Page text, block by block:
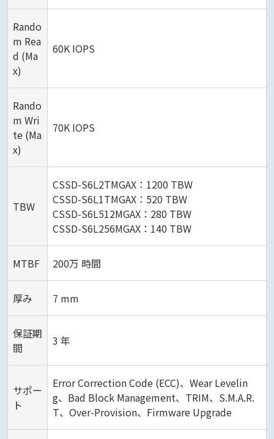
Rando
m Rea
d (Ma
x)
60K IOPS
Rando
m Wri
te (Ma
x)
70K IOPS
TBW
CSSD-S6L2TMGAX：1200 TBW
CSSD-S6L1TMGAX：520 TBW
CSSD-S6L512MGAX：280 TBW
CSSD-S6L256MGAX：140 TBW
MTBF 200万 時間
厚み 7 mm
保証期
間
3 年
サポー
ト
Error Correction Code (ECC)、Wear Levelin
g、Bad Block Management、TRIM、S.M.A.R.
T、Over-Provision、Firmware Upgrade